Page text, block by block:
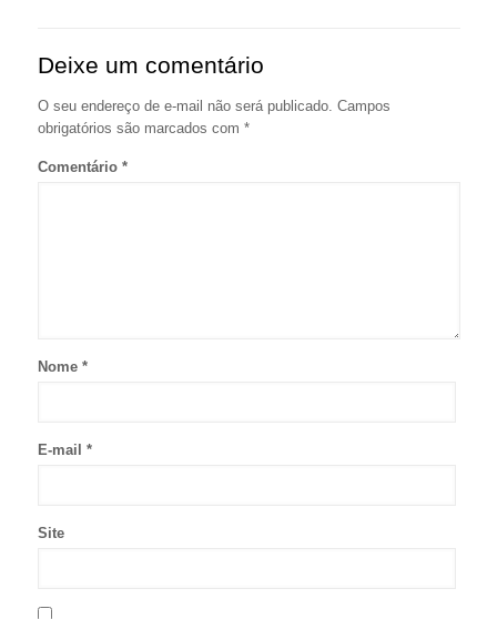
Deixe um comentário
O seu endereço de e-mail não será publicado. Campos
obrigatórios são marcados com *
Comentário *
Nome *
E-mail *
Site